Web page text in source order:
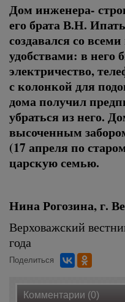
Дом инженера-
его брата В.Н.
создавался со
удобствами: в него
электричество,
с колонкой для
дома получил
убраться из него.
высоченным
(17 апреля по
царскую семью.
Нина Рогозина, г.
Верховажский
года
Поделиться
Комментарии (0)